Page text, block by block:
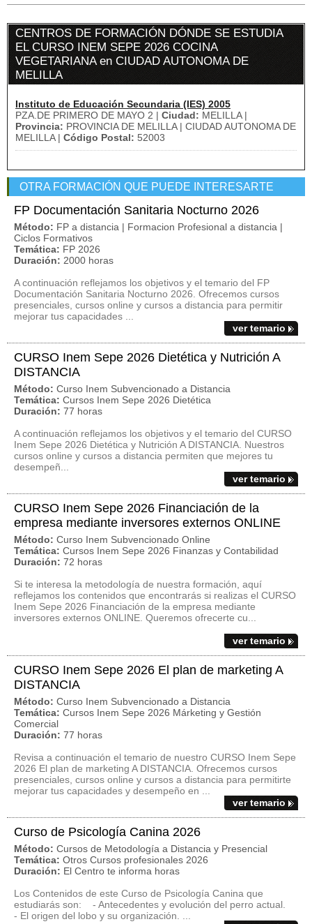
CENTROS DE FORMACIÓN DÓNDE SE ESTUDIA
EL CURSO INEM SEPE 2026 COCINA
VEGETARIANA en CIUDAD AUTONOMA DE
MELILLA
Instituto de Educación Secundaria (IES) 2005
PZA.DE PRIMERO DE MAYO 2 | Ciudad: MELILLA |
Provincia: PROVINCIA DE MELILLA | CIUDAD AUTONOMA DE
MELILLA | Código Postal: 52003
OTRA FORMACIÓN QUE PUEDE INTERESARTE
FP Documentación Sanitaria Nocturno 2026
Método: FP a distancia | Formacion Profesional a distancia |
Ciclos Formativos
Temática: FP 2026
Duración: 2000 horas
A continuación reflejamos los objetivos y el temario del FP
Documentación Sanitaria Nocturno 2026. Ofrecemos cursos
presenciales, cursos online y cursos a distancia para permitir
mejorar tus capacidades ...
ver temario
CURSO Inem Sepe 2026 Dietética y Nutrición A
DISTANCIA
Método: Curso Inem Subvencionado a Distancia
Temática: Cursos Inem Sepe 2026 Dietética
Duración: 77 horas
A continuación reflejamos los objetivos y el temario del CURSO
Inem Sepe 2026 Dietética y Nutrición A DISTANCIA. Nuestros
cursos online y cursos a distancia permiten que mejores tu
desempeñ...
ver temario
CURSO Inem Sepe 2026 Financiación de la
empresa mediante inversores externos ONLINE
Método: Curso Inem Subvencionado Online
Temática: Cursos Inem Sepe 2026 Finanzas y Contabilidad
Duración: 72 horas
Si te interesa la metodología de nuestra formación, aquí
reflejamos los contenidos que encontrarás si realizas el CURSO
Inem Sepe 2026 Financiación de la empresa mediante
inversores externos ONLINE. Queremos ofrecerte cu...
ver temario
CURSO Inem Sepe 2026 El plan de marketing A
DISTANCIA
Método: Curso Inem Subvencionado a Distancia
Temática: Cursos Inem Sepe 2026 Márketing y Gestión
Comercial
Duración: 77 horas
Revisa a continuación el temario de nuestro CURSO Inem Sepe
2026 El plan de marketing A DISTANCIA. Ofrecemos cursos
presenciales, cursos online y cursos a distancia para permitirte
mejorar tus capacidades y desempeño en ...
ver temario
Curso de Psicología Canina 2026
Método: Cursos de Metodología a Distancia y Presencial
Temática: Otros Cursos profesionales 2026
Duración: El Centro te informa horas
Los Contenidos de este Curso de Psicología Canina que
estudiarás son: - Antecedentes y evolución del perro actual.
- El origen del lobo y su organización. ...